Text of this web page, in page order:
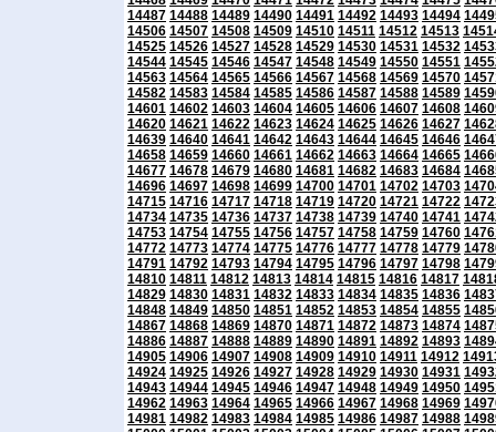
14487 14488 14489 14490 14491 14492 14493 14494
14506 14507 14508 14509 14510 14511 14512 14513
14525 14526 14527 14528 14529 14530 14531 14532
14544 14545 14546 14547 14548 14549 14550 14551
14563 14564 14565 14566 14567 14568 14569 14570
14582 14583 14584 14585 14586 14587 14588 14589
14601 14602 14603 14604 14605 14606 14607 14608
14620 14621 14622 14623 14624 14625 14626 14627
14639 14640 14641 14642 14643 14644 14645 14646
14658 14659 14660 14661 14662 14663 14664 14665
14677 14678 14679 14680 14681 14682 14683 14684
14696 14697 14698 14699 14700 14701 14702 14703
14715 14716 14717 14718 14719 14720 14721 14722
14734 14735 14736 14737 14738 14739 14740 14741
14753 14754 14755 14756 14757 14758 14759 14760
14772 14773 14774 14775 14776 14777 14778 14779
14791 14792 14793 14794 14795 14796 14797 14798
14810 14811 14812 14813 14814 14815 14816 14817
14829 14830 14831 14832 14833 14834 14835 14836
14848 14849 14850 14851 14852 14853 14854 14855
14867 14868 14869 14870 14871 14872 14873 14874
14886 14887 14888 14889 14890 14891 14892 14893
14905 14906 14907 14908 14909 14910 14911 14912
14924 14925 14926 14927 14928 14929 14930 14931
14943 14944 14945 14946 14947 14948 14949 14950
14962 14963 14964 14965 14966 14967 14968 14969
14981 14982 14983 14984 14985 14986 14987 14988